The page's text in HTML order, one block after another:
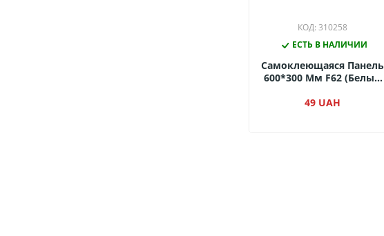
КОД: 310258
ЕСТЬ В НАЛИЧИИ
Самоклеющаяся Панель
600*300 Мм F62 (белый
49 UAH